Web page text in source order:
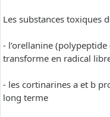
Les substances toxiques
- l’orellanine
transforme en radical
- les cortinarines a et b
long terme